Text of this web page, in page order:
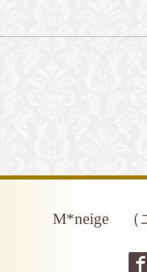
M*neige （